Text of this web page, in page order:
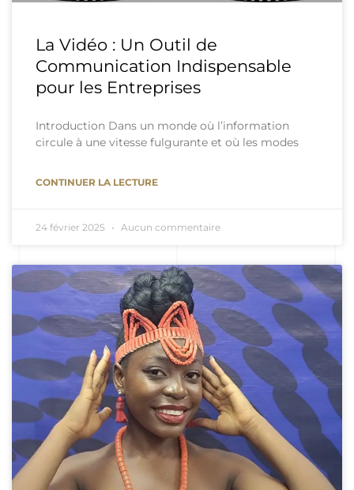
La Vidéo : Un Outil de
Communication Indispensable
pour les Entreprises
Introduction Dans un monde où l’information
circule à une vitesse fulgurante et où les modes
CONTINUER LA LECTURE
24 février 2025 Aucun commentaire